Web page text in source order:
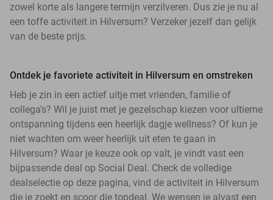
zowel korte als langere termijn verzilveren. Dus zie je nu al
een toffe activiteit in Hilversum? Verzeker jezelf dan gelijk
van de beste prijs.
Ontdek je favoriete activiteit in Hilversum en omstreken
Heb je zin in een actief uitje met vrienden, familie of
collega’s? Wil je juist met je gezelschap kiezen voor ultieme
ontspanning tijdens een heerlijk dagje wellness? Of kun je
niet wachten om weer heerlijk uit eten te gaan in
Hilversum? Waar je keuze ook op valt, je vindt vast een
bijpassende deal op Social Deal. Check de volledige
dealselectie op deze pagina, vind de activiteit in Hilversum
die je zoekt en scoor die topdeal. We wensen je alvast een